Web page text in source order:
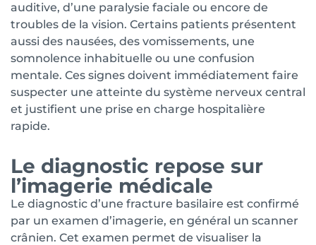
auditive, d’une paralysie faciale ou encore de
troubles de la vision. Certains patients présentent
aussi des nausées, des vomissements, une
somnolence inhabituelle ou une confusion
mentale. Ces signes doivent immédiatement faire
suspecter une atteinte du système nerveux central
et justifient une prise en charge hospitalière
rapide.
Le diagnostic repose sur
l’imagerie médicale
Le diagnostic d’une fracture basilaire est confirmé
par un examen d’imagerie, en général un scanner
crânien. Cet examen permet de visualiser la